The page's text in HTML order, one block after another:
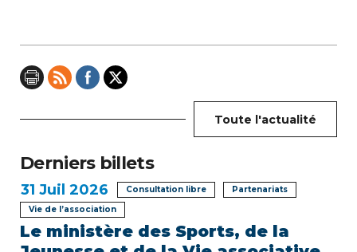
i
o
e
l
’
Toute l'actualité
Derniers billets
31 Juil 2026 Consultation libre
Partenariats
Vie de l’association
Le ministère des Sports, de la